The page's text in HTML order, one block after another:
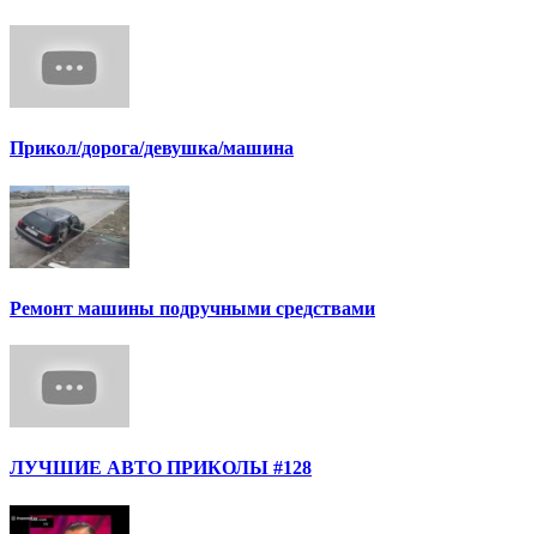
Прикол/дорога/девушка/машина
Ремонт машины подручными средствами
ЛУЧШИЕ АВТО ПРИКОЛЫ #128